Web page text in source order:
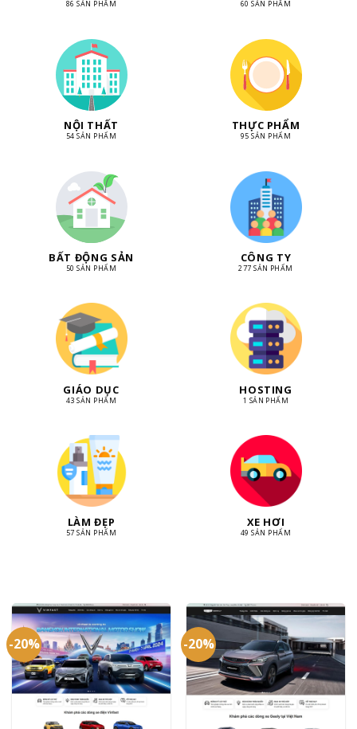
86 SẢN PHẨM 60 SẢN PHẨM
NỘI THẤT
54 SẢN PHẨM
THỰC PHẨM
95 SẢN PHẨM
BẤT ĐỘNG SẢN
50 SẢN PHẨM
CÔNG TY
277 SẢN PHẨM
GIÁO DỤC
43 SẢN PHẨM
HOSTING
1 SẢN PHẨM
LÀM ĐẸP
57 SẢN PHẨM
XE HƠI
49 SẢN PHẨM
-20% -20%